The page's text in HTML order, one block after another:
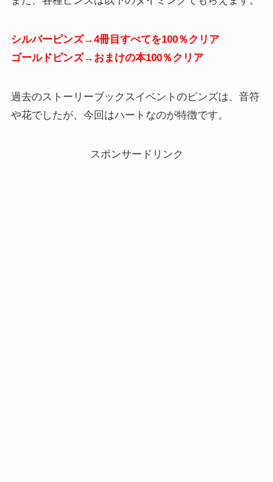
シルバーピンズ→4冊目すべてを100％クリア
ゴールドピンズ→おまけの本100％クリア
過去のストーリーブックスイベントのピンズは、音符
や花でしたが、今回はハートなのが特徴です。
スポンサードリンク